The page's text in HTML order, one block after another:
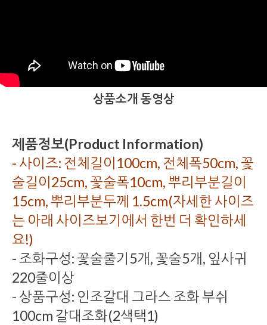
상품소개 동영상
제품정보(Product Information)
- 사이즈: 전체길이100cm, 전체폭50cm, 꽃
술길이25cm, 꽃술폭10cm, 뿌리부분길이
15cm, 뿌리부분두께 1.5cm(자세한 사이즈
는 아래 사이즈보기에서 한번 더 확인하세
요!)
- 조화구성: 꽃술줄기5개, 꽃술5개, 잎사귀
220줄이상
- 상품구성: 인조갈대 그라스 조화 부쉬
100cm 갈대조화(2색택1)